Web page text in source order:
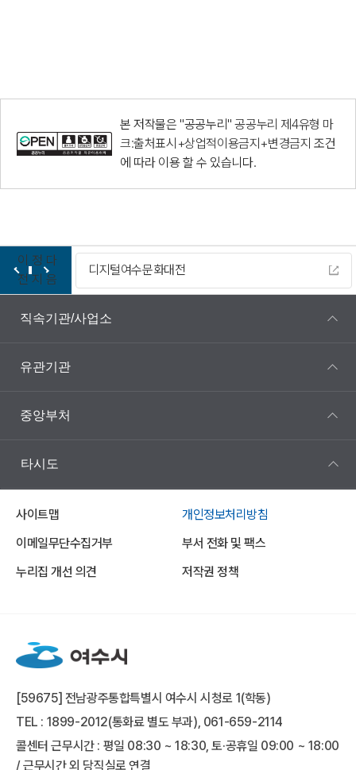
본 저작물은 "공공누리"공공누리 제4유형 마
크:출처표시+상업적이용금지+변경금지 조건
에 따라 이용 할 수 있습니다.
이
전
정
지
다
음
디지털여수문화대전
직속기관/사업소
유관기관
중앙부처
타시도
사이트맵
개인정보처리방침
이메일무단수집거부
부서 전화 및 팩스
누리집 개선 의견
저작권 정책
[59675] 전남광주통합특별시 여수시 시청로 1(학동)
TEL : 1899-2012(통화료 별도 부과), 061-659-2114
콜센터 근무시간 : 평일 08:30 ~ 18:30, 토·공휴일 09:00 ~ 18:00
/ 근무시간 외 당직실로 연결